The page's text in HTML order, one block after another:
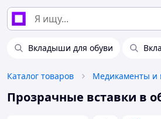
Вкладыши для обуви
Каталог товаров
Прозрачные вставки в